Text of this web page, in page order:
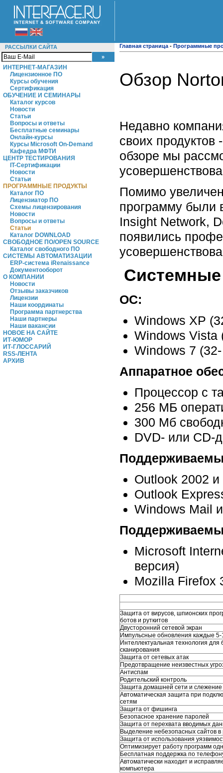
РАССЫЛКИ САЙТА
ИНТЕРНЕТ-МАГАЗИН
Лицензионное ПО
Курсы обучения
Сертификация
ОБУЧЕНИЕ И СЕМИНАРЫ
Каталог курсов
Новости
Статьи
Вопросы и ответы
Бесплатные семинары
Онлайн-курсы
Курсы Microsoft On-Demand
Кафедра МФТИ
ЦЕНТР ТЕСТИРОВАНИЯ
IT-Сертификации
Новости
Статьи
ПРОГРАММНЫЕ ПРОДУКТЫ
Каталог ПО
Лицензиатор ПО
Схемы лицензирования
Новости
Вопросы и ответы
Статьи
Каталог DOWNLOAD
СВОБОДНОЕ ПО/OPEN SOURCE
Каталог свободного ПО
СИСТЕМЫ АВТОМАТИЗАЦИИ
ERP-система iRenaissance
Документооборот
О КОМПАНИИ
Новости
Отзывы заказчиков
Лицензии
Наши координаты
Программа партнерства
Наши партнеры
Наши вакансии
НОВОЕ НА САЙТЕ
ИТ-ЮМОР
ИТ-ГЛОССАРИЙ
RSS-ЛЕНТА
АРХИВ
Главная страница - Программные
Обзор
Недавно
своих
обзоре мы
Помимо
программу были
Insight Network,
появились
Системные
ОС:
Windows XP
Windows Vista
Windows 7
Аппаратное
Процессор с
256 МБ
300 Мб
DVD- или CD-
Outlook 2002
Outlook
Windows Mail
Microsoft
версия)
Mozilla Firefox
Защита от вирусов, шпионских
ботов и руткитов
Двусторонний сетевой экран
Импульсные обновления каждые 5-
Интеллектуальная технология для
сканирования
Защита от сетевых атак
Предотвращение неизвестных
Антиспам
Родительский контроль
Защита домашней сети и слежение
Автоматическая защита при
сетям
Защита от фишинга
Безопасное хранение паролей
Защита от перехвата вводимых
Выделение небезопасных сайтов в
Защита от использования
Оптимизирует работу программ
Бесплатная поддержка по
Автоматически находит и
компьютера